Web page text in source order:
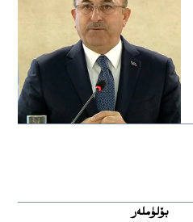
بۆلۈملەر